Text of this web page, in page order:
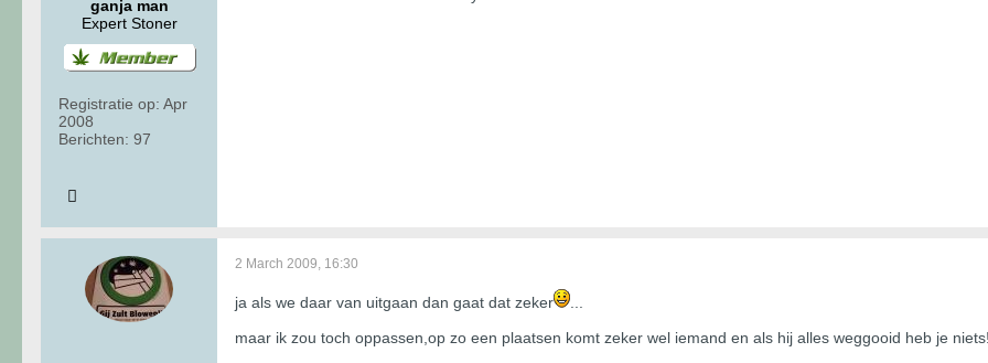
ganja man
Expert Stoner
Registratie op: Apr
2008
Berichten: 97
2 March 2009, 16:30
ja als we daar van uitgaan dan gaat dat zeker
...
maar ik zou toch oppassen,op zo een plaatsen komt zeker wel iemand en als hij alles weggooid heb je